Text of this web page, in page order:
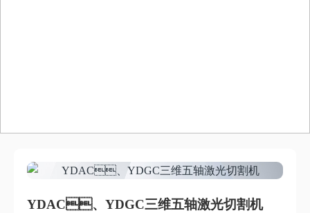
YDAC、YDGC三维五轴激光切割机